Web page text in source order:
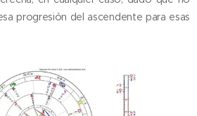
progresión del ascendente para esas